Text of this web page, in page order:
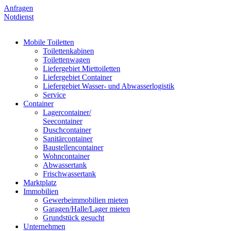
Anfragen
Notdienst
Mobile Toiletten
Toilettenkabinen
Toilettenwagen
Liefergebiet Miettoiletten
Liefergebiet Container
Liefergebiet Wasser- und Abwasserlogistik
Service
Container
Lagercontainer/
Seecontainer
Duschcontainer
Sanitärcontainer
Baustellencontainer
Wohncontainer
Abwassertank
Frischwassertank
Marktplatz
Immobilien
Gewerbeimmobilien mieten
Garagen/Halle/Lager mieten
Grundstück gesucht
Unternehmen